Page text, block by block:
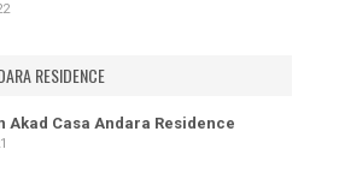
RESIDENCE
Akad Casa Andara Residence